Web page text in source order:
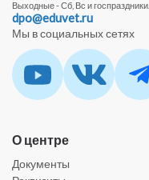
Выходные - Сб, Вс и госпраздники.
dpo@eduvet.ru
Мы в социальных сетях
О центре
Документы